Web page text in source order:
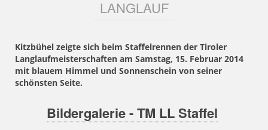
LANGLAUF
Kitzbühel zeigte sich beim Staffelrennen der Tiroler
Langlaufmeisterschaften am Samstag, 15. Februar 2014
mit blauem Himmel und Sonnenschein von seiner
schönsten Seite.
Bildergalerie - TM LL Staffel